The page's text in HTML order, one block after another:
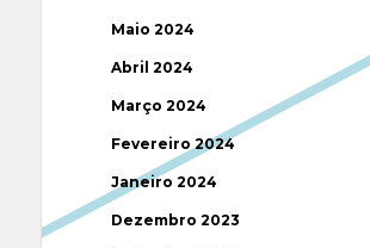
Maio 2024
Abril 2024
Março 2024
Fevereiro 2024
Janeiro 2024
Dezembro 2023